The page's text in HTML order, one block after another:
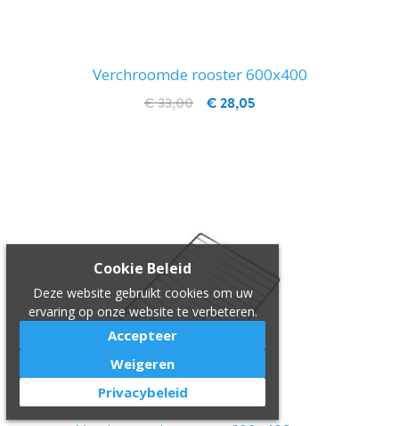
Verchroomde rooster 600x400
€ 28,05
€ 33,00
Cookie Beleid
Deze website gebruikt cookies om uw
ervaring op onze website te verbeteren.
Accepteer
Weigeren
Privacybeleid